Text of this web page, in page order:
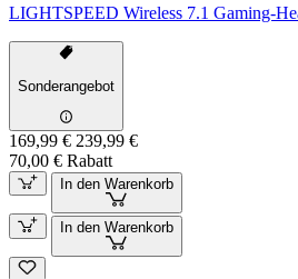
LIGHTSPEED Wireless 7.1 Gaming-
Sonderangebot
169,99 € 239,99 €
70,00 € Rabatt
In den Warenkorb
In den Warenkorb